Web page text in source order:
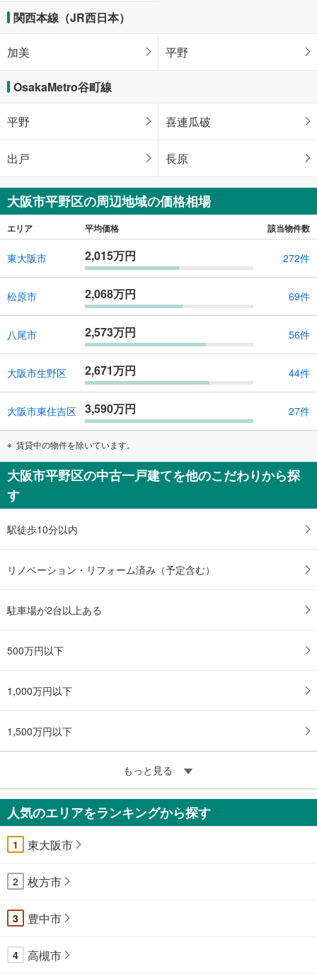
関西本線（JR西日本）
加美 平野
OsakaMetro谷町線
平野 喜連瓜破
出戸 長原
大阪市平野区の周辺地域の価格相場
エリア 平均価格 該当物件数
東大阪市 2,015万円 272件
松原市 2,068万円 69件
八尾市 2,573万円 56件
大阪市生野区 2,671万円 44件
大阪市東住吉区 3,590万円 27件
賃貸中の物件を除いています。
大阪市平野区の中古一戸建てを他のこだわりから探
す
駅徒歩10分以内
リノベーション・リフォーム済み（予定含む）
駐車場が2台以上ある
500万円以下
1,000万円以下
1,500万円以下
もっと見る
人気のエリアをランキングから探す
1 東大阪市
2 枚方市
3 豊中市
4 高槻市